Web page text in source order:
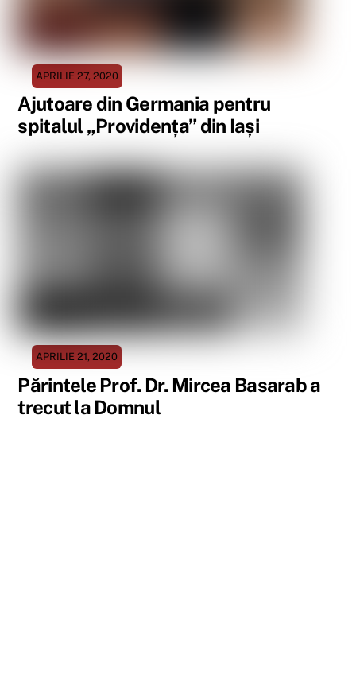
APRILIE 27, 2020
Ajutoare din Germania pentru
spitalul „Providența” din Iași
APRILIE 21, 2020
Părintele Prof. Dr. Mircea Basarab a
trecut la Domnul